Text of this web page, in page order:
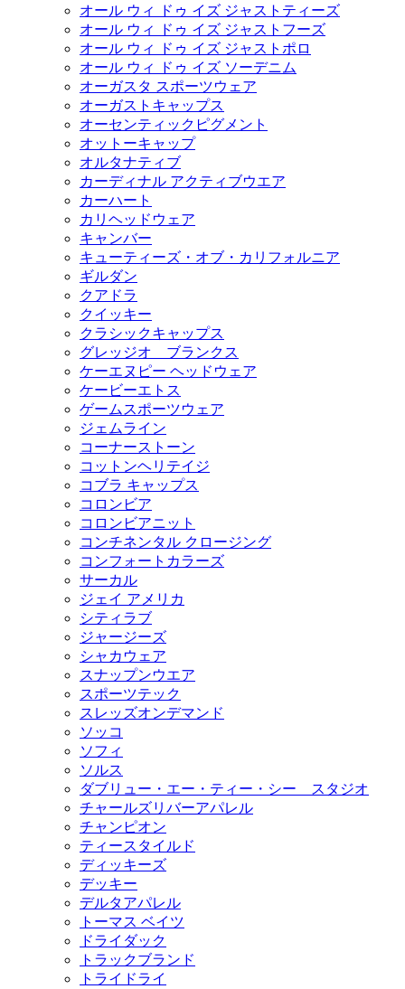
オール ウィ ドゥ イズ ジャストティーズ
オール ウィ ドゥ イズ ジャストフーズ
オール ウィ ドゥ イズ ジャストポロ
オール ウィ ドゥ イズ ソーデニム
オーガスタ スポーツウェア
オーガストキャップス
オーセンティックピグメント
オットーキャップ
オルタナティブ
カーディナル アクティブウエア
カーハート
カリヘッドウェア
キャンバー
キューティーズ・オブ・カリフォルニア
ギルダン
クアドラ
クイッキー
クラシックキャップス
グレッジオ ブランクス
ケーエヌピー ヘッドウェア
ケービーエトス
ゲームスポーツウェア
ジェムライン
コーナーストーン
コットンヘリテイジ
コブラ キャップス
コロンビア
コロンビアニット
コンチネンタル クロージング
コンフォートカラーズ
サーカル
ジェイ アメリカ
シティラブ
ジャージーズ
シャカウェア
スナップンウエア
スポーツテック
スレッズオンデマンド
ソッコ
ソフィ
ソルス
ダブリュー・エー・ティー・シー スタジオ
チャールズリバーアパレル
チャンピオン
ティースタイルド
ディッキーズ
デッキー
デルタアパレル
トーマス ベイツ
ドライダック
トラックブランド
トライドライ